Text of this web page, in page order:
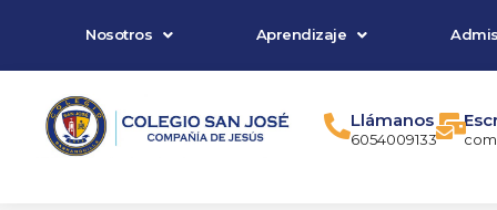
Nosotros Aprendizaje
Llámanos
6054009133